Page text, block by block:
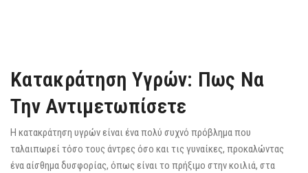
Κατακράτηση Υγρών: Πως Να
Την Αντιμετωπίσετε
Η κατακράτηση υγρών είναι ένα πολύ συχνό πρόβλημα που
ταλαιπωρεί τόσο τους άντρες όσο και τις γυναίκες, προκαλώντας
ένα αίσθημα δυσφορίας, όπως είναι το πρήξιμο στην κοιλιά, στα